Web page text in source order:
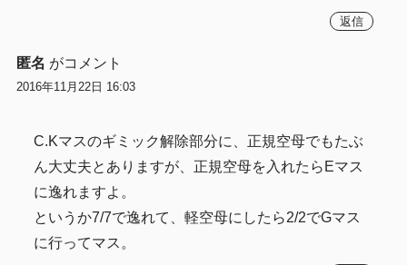
返信
匿名 がコメント
2016年11月22日 16:03
C.Kマスのギミック解除部分に、正規空母でもたぶ
ん大丈夫とありますが、正規空母を入れたらEマス
に逸れますよ。
というか7/7で逸れて、軽空母にしたら2/2でGマス
に行ってマス。